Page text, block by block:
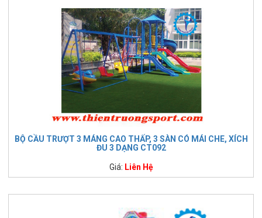
BỘ CẦU TRƯỢT 3 MÁNG CAO THẤP, 3 SÀN CÓ MÁI CHE, XÍCH
ĐU 3 DẠNG CT092
Giá: Liên Hệ